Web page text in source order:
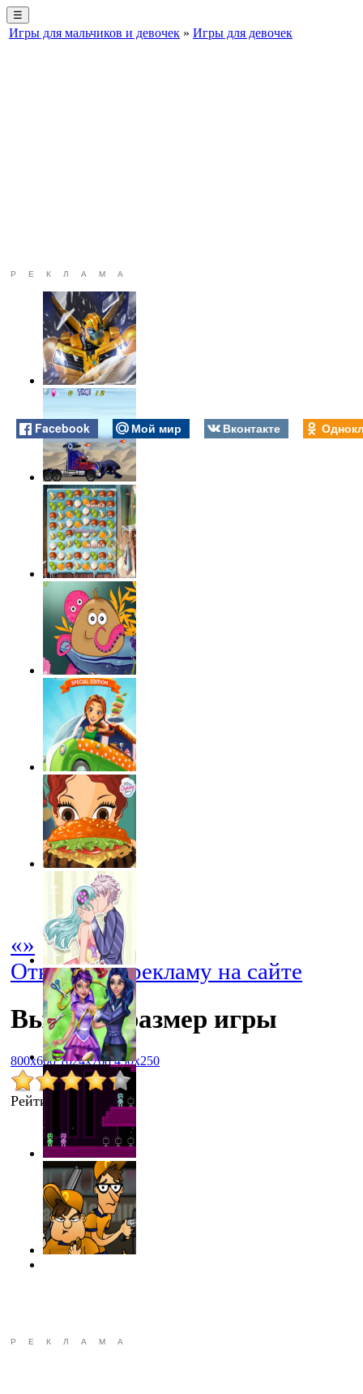
☰
Игры для мальчиков и девочек » Игры для девочек
РЕКЛАМА
Facebook Мой мир Вконтакте
«»
Отключить рекламу на сайте
Выбрать размер игры
800x600 1024x768 450x250
Рейтинг
РЕКЛАМА